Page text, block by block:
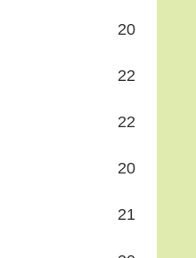
20
22
22
20
21